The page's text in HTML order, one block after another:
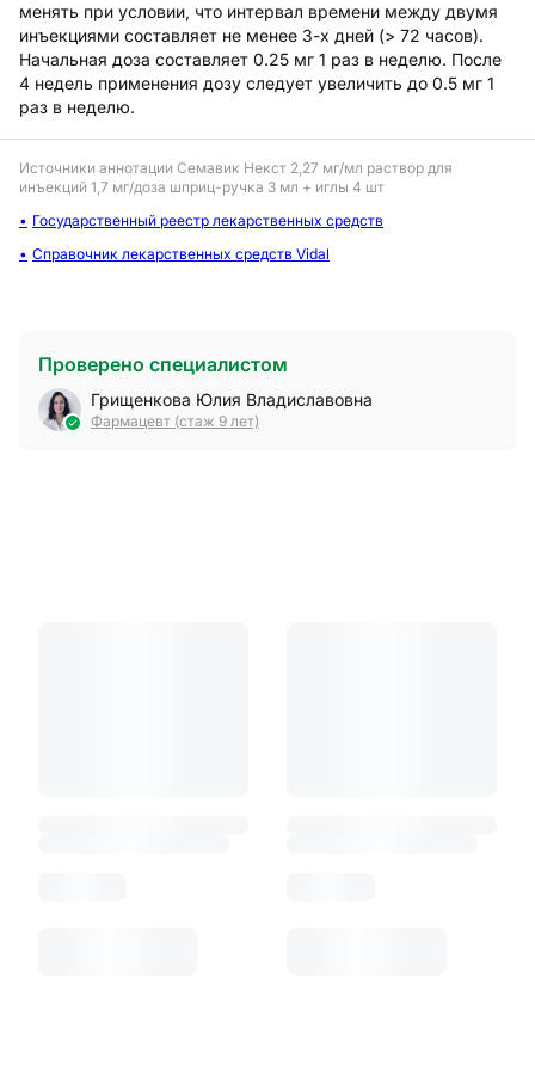
менять при условии, что интервал времени между двумя
инъекциями составляет не менее 3-х дней (> 72 часов).
Начальная доза составляет 0.25 мг 1 раз в неделю. После
4 недель применения дозу следует увеличить до 0.5 мг 1
раз в неделю.
Источники аннотации Семавик Некст 2,27 мг/мл раствор для
инъекций 1,7 мг/доза шприц-ручка 3 мл + иглы 4 шт
Государственный реестр лекарственных средств
Справочник лекарственных средств Vidal
Проверено специалистом
Грищенкова Юлия Владиславовна
Фармацевт (стаж 9 лет)